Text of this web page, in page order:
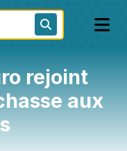
rejoint
aux